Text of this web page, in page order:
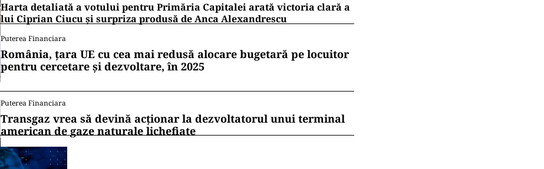
Harta detaliată a votului pentru Primăria Capitalei arată victoria clară a
lui Ciprian Ciucu și surpriza produsă de Anca Alexandrescu
Puterea Financiara
România, țara UE cu cea mai redusă alocare bugetară pe locuitor
pentru cercetare și dezvoltare, în 2025
Puterea Financiara
Transgaz vrea să devină acționar la dezvoltatorul unui terminal
american de gaze naturale lichefiate